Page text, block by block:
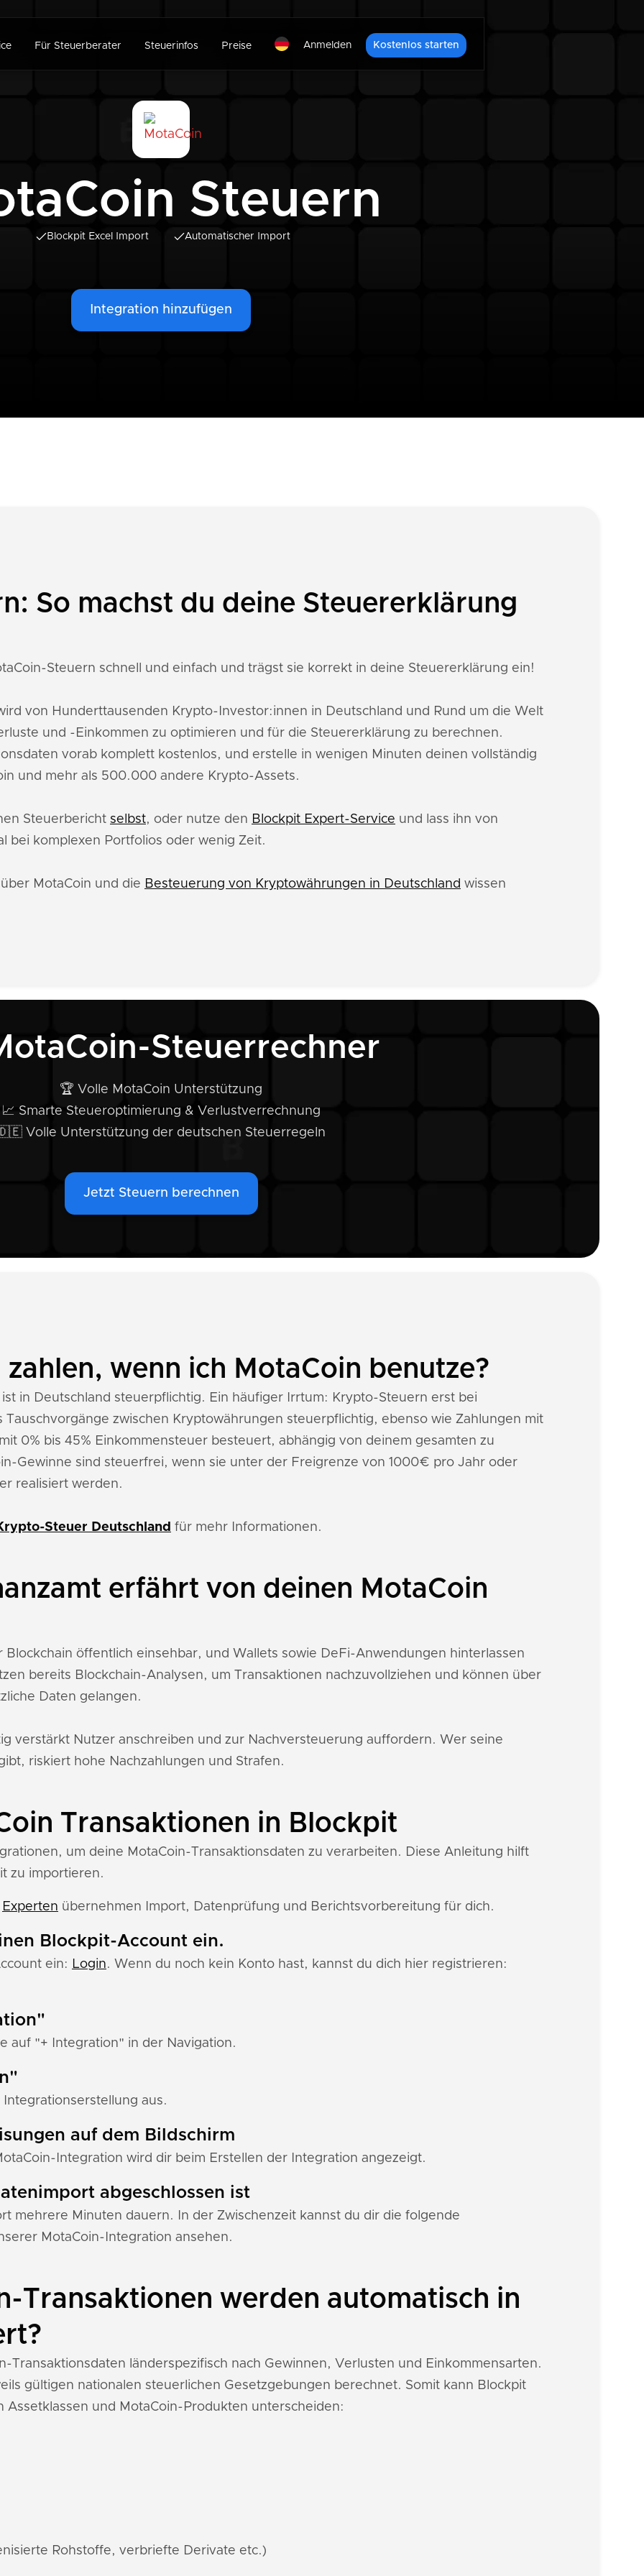
Für Steuerberater Steuerinfos Preise Anmelden Kostenlos starten
Steuern
Blockpit Excel Import Automatischer Import
Integration hinzufügen
So machst du deine Steuererklärung
Steuern schnell und einfach und trägst sie korrekt in deine Steuererklärung ein!
von Hunderttausenden Krypto-Investor:innen in Deutschland und Rund um die Welt
und -Einkommen zu optimieren und für die Steuererklärung zu berechnen.
vorab komplett kostenlos, und erstelle in wenigen Minuten deinen vollständig
und mehr als 500.000 andere Krypto-Assets.
Steuerbericht selbst, oder nutze den Blockpit Expert-Service und lass ihn von
bei komplexen Portfolios oder wenig Zeit.
MotaCoin und die Besteuerung von Kryptowährungen in Deutschland wissen
Steuerrechner
🏆 Volle MotaCoin Unterstützung
📈 Smarte Steueroptimierung & Verlustverrechnung
Volle Unterstützung der deutschen Steuerregeln
Jetzt Steuern berechnen
wenn ich MotaCoin benutze?
in Deutschland steuerpflichtig. Ein häufiger Irrtum: Krypto-Steuern erst bei
Tauschvorgänge zwischen Kryptowährungen steuerpflichtig, ebenso wie Zahlungen mit
0% bis 45% Einkommensteuer besteuert, abhängig von deinem gesamten zu
Gewinne sind steuerfrei, wenn sie unter der Freigrenze von 1000€ pro Jahr oder
realisiert werden.
Steuer Deutschland für mehr Informationen.
erfährt von deinen MotaCoin
Blockchain öffentlich einsehbar, und Wallets sowie DeFi-Anwendungen hinterlassen
bereits Blockchain-Analysen, um Transaktionen nachzuvollziehen und können über
Daten gelangen.
verstärkt Nutzer anschreiben und zur Nachversteuerung auffordern. Wer seine
riskiert hohe Nachzahlungen und Strafen.
Transaktionen in Blockpit
um deine MotaCoin-Transaktionsdaten zu verarbeiten. Diese Anleitung hilft
zu importieren.
Experten übernehmen Import, Datenprüfung und Berichtsvorbereitung für dich.
Blockpit-Account ein.
ein: Login. Wenn du noch kein Konto hast, kannst du dich hier registrieren:
auf "+ Integration" in der Navigation.
aus.
auf dem Bildschirm
Integration wird dir beim Erstellen der Integration angezeigt.
abgeschlossen ist
mehrere Minuten dauern. In der Zwischenzeit kannst du dir die folgende
MotaCoin-Integration ansehen.
Transaktionen werden automatisch in
Transaktionsdaten länderspezifisch nach Gewinnen, Verlusten und Einkommensarten.
gültigen nationalen steuerlichen Gesetzgebungen berechnet. Somit kann Blockpit
Assetklassen und MotaCoin-Produkten unterscheiden:
Rohstoffe, verbriefte Derivate etc.)